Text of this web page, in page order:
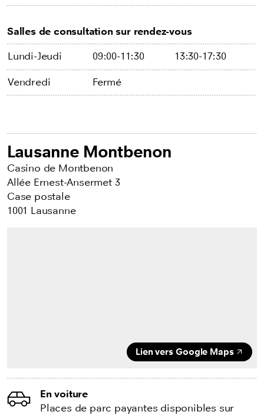
Salles de consultation sur rendez-vous
Lundi-Jeudi
09:00-11:30 13:30-17:30
Vendredi Fermé
Lausanne Montbenon
Casino de Montbenon
Allée Ernest-Ansermet 3
Case postale
1001 Lausanne
Lien vers Google Maps
En voiture
Places de parc payantes disponibles sur